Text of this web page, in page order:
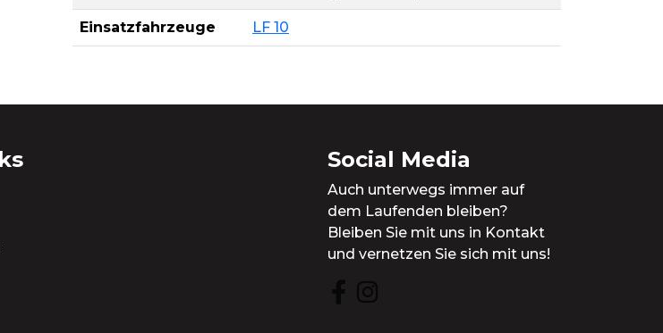
Einsatzfahrzeuge LF 10
Social Media
Auch unterwegs immer auf
dem Laufenden bleiben?
Bleiben Sie mit uns in Kontakt
und vernetzen Sie sich mit uns!